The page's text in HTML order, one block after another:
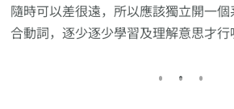
隨時可以差很遠，所以應該獨立開一
合動詞，逐少逐少學習及理解意思才行